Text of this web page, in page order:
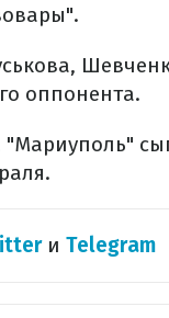
оппонента.
и Telegram